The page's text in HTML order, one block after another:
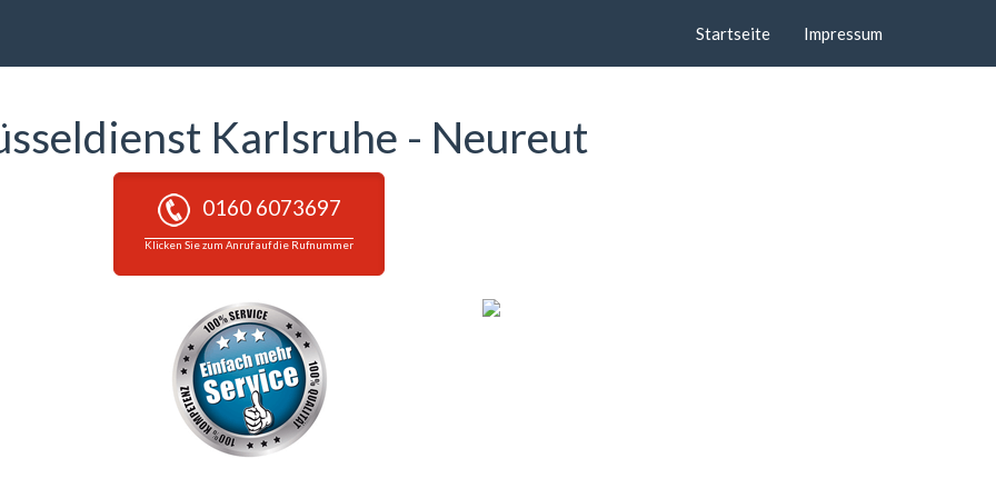
Startseite Impressum
Karlsruhe - Neureut
0160 6073697
Klicken Sie zum Anruf auf die Rufnummer